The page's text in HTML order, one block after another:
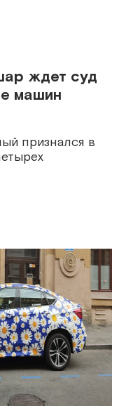
ждет суд
машин
признался в